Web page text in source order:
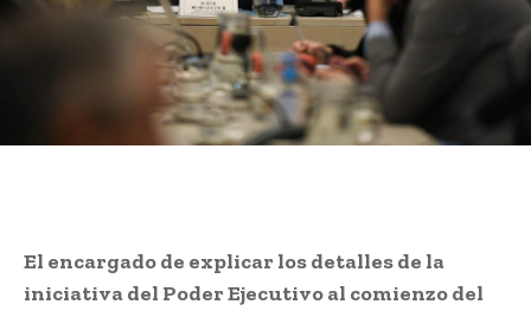
El encargado de explicar los detalles de la
iniciativa del Poder Ejecutivo al comienzo del